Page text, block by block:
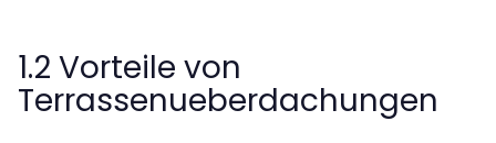
1.2 Vorteile von
Terrassenueberdachungen